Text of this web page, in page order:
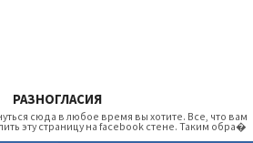
РАЗНОГЛАСИЯ
сюда в любое время вы хотите. Все, что вам
эту страницу на facebook стене. Таким обра�